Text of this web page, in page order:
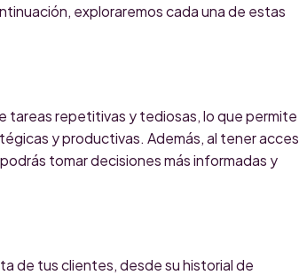
exploraremos cada una de estas
tareas repetitivas y tediosas, lo que permite
y productivas. Además, al tener
tomar decisiones más informadas y
de tus clientes, desde su historial de